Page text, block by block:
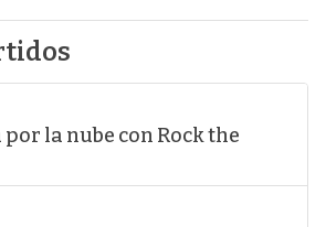
la nube con Rock the